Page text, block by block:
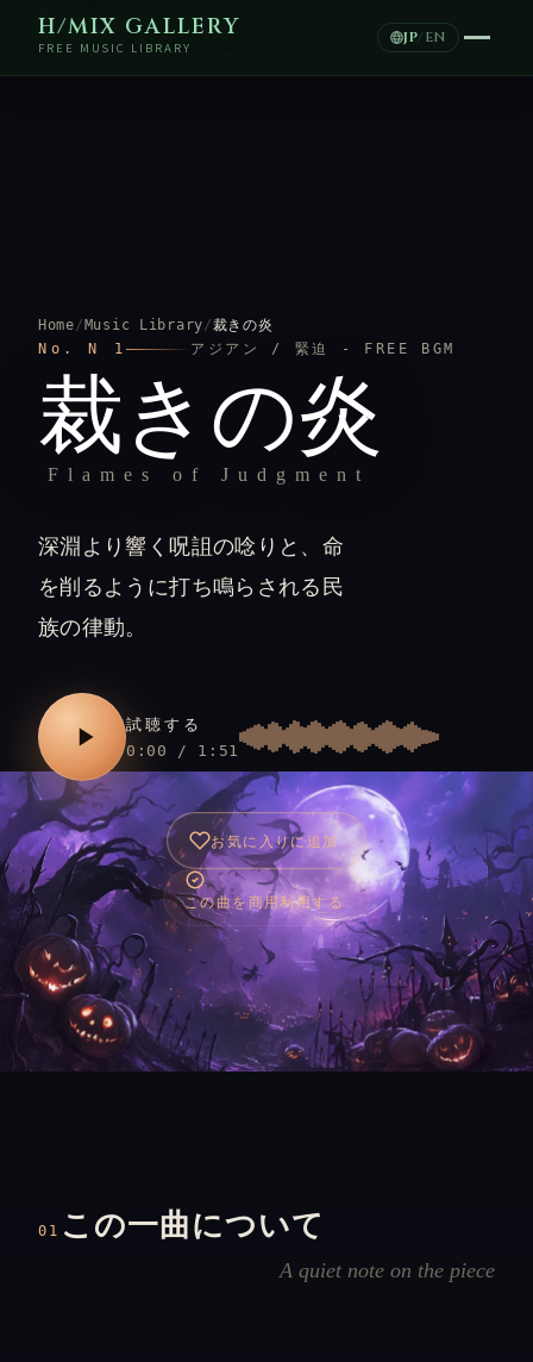
H/MIX GALLERY
FREE MUSIC LIBRARY
JP/ EN
Home/ Music Library/裁きの炎
No. N 1
アジアン / 緊迫 - FREE BGM
裁きの炎
Flames of Judgment
深淵より響く呪詛の唸りと、命
を削るように打ち鳴らされる民
族の律動。
試聴する
0:00 / 1:51
お気に入りに追加
この曲を商用利用する
01 この一曲について
A quiet note on the piece